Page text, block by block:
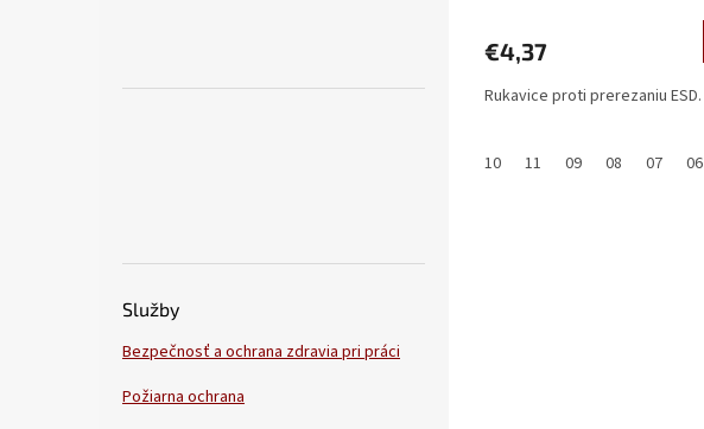
Služby
Bezpečnosť a ochrana zdravia pri práci
Požiarna ochrana
€4,37
Rukavice proti prerezaniu ESD.
10 11 09 08 07 06